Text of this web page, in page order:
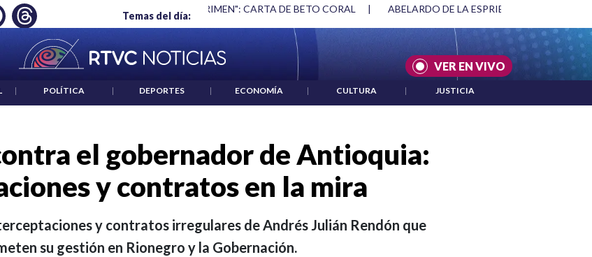
Temas del día:
CARTA DE BETO CORAL ABELARDO DE LA ESPRIELLA Y DMG | ACUERDOS ENTRE ESTADOS UNIDOS E
VER EN VIVO
| POLÍTICA | DEPORTES | ECONOMÍA | CULTURA | JUSTICIA
el gobernador de Antioquia:
y contratos en la mira
y contratos irregulares de Andrés Julián Rendón que
su gestión en Rionegro y la Gobernación.